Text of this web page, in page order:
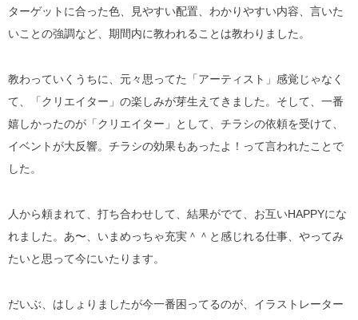
ターゲットに合った色、見やすい配置、わかりやすい内容、言いた
いことの強調など、期間内に教われることは教わりました。
教わっていくうちに、元々思ってた「アーティスト」感覚じゃなく
て、「クリエイター」の楽しみが芽生えてきました。そして、一番
嬉しかったのが「クリエイター」として、チラシの依頼を受けて、
イベントが大反響。チラシの効果もあったよ！って言われたことで
した。
人から頼まれて、打ち合わせして、結果がでて、お互いHAPPYにな
れました。あ〜、いまめっちゃ充実＾＾と感じれる仕事、やってみ
たいと思って今にいたります。
だいぶ、はしょりましたが今一番困ってるのが、イラストレーター